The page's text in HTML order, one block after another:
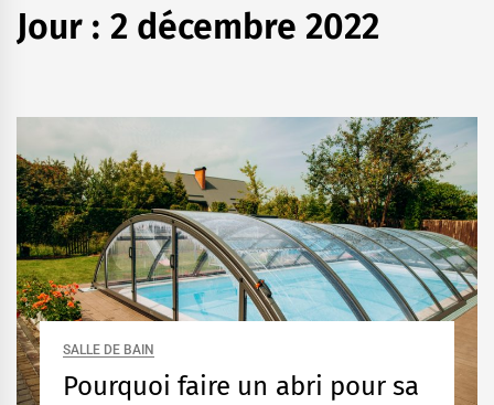
Jour : 2 décembre 2022
SALLE DE BAIN
Pourquoi faire un abri pour sa